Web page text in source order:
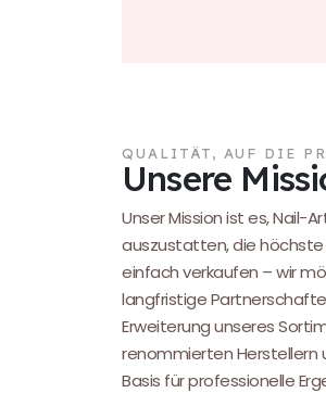
QUALITÄT, AUF DIE
Unsere
Unser Mission ist es, Nail-
auszustatten, die höchste
einfach verkaufen – wir
langfristige
Erweiterung unseres
renommierten Herstellern
Basis für professionelle